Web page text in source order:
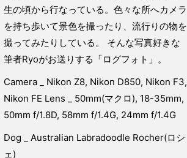
生の頃から行なっている。色々な所へカメラ
を持ち歩いて景色を撮ったり、流行りの物を
撮ってみたりしている。 そんな写真好きな
筆者Ryoがお送りする「ログフォト」。
Camera _ Nikon Z8, Nikon D850, Nikon F3,
Nikon FE Lens _ 50mm(マクロ), 18-35mm,
50mm f/1.8D, 58mm f/1.4G, 24mm f/1.4G
Dog _ Australian Labradoodle Rocher(ロシ
ェ)